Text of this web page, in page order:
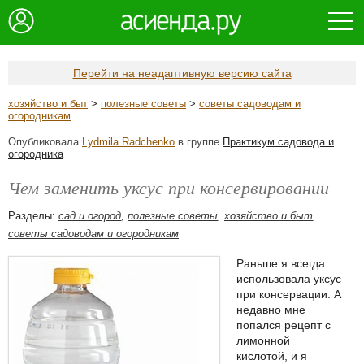
Перейти на неадаптивную версию сайта
хозяйство и быт > полезные советы > советы садоводам и
огородникам
Опубликовала Lydmila Radchenko в группе Практикум садовода и
огородника
Чем заменить уксус при консервировании
Разделы: сад и огород, полезные советы,хозяйство и быт,
советы садоводам и огородникам
Раньше я всегда
использовала уксус
при консервации. А
недавно мне
попался рецепт с
лимонной
кислотой, и я